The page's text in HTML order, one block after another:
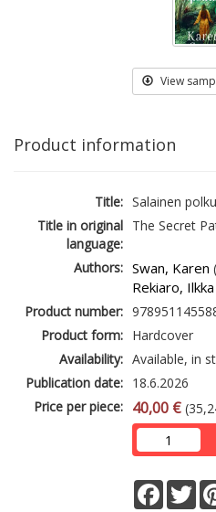
View
Product information
Title: Salainen polku
Title in original
language:
The Secret
Authors: Swan, Karen
Rekiaro, Ilkka
Product number:
Product form: Hardcover
Availability: Available, in
Publication date: 18.6.2026
Price per piece: 40,00 €